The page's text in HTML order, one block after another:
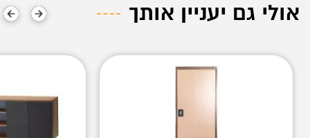
אולי גם יעניין אותך